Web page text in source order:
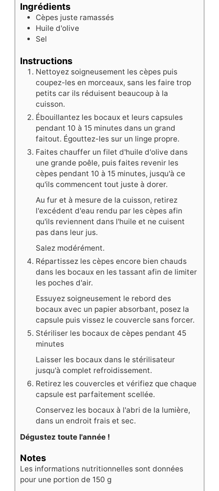
Ingrédients
Cèpes juste ramassés
Huile d'olive
Sel
Instructions
Nettoyez soigneusement les cèpes puis
coupez-les en morceaux, sans les faire trop
petits car ils réduisent beaucoup à la
cuisson.
Ébouillantez les bocaux et leurs capsules
pendant 10 à 15 minutes dans un grand
faitout. Égouttez-les sur un linge propre.
Faites chauffer un filet d'huile d'olive dans
une grande poêle, puis faites revenir les
cèpes pendant 10 à 15 minutes, jusqu'à ce
qu'ils commencent tout juste à dorer.
Au fur et à mesure de la cuisson, retirez
l'excédent d'eau rendu par les cèpes afin
qu'ils reviennent dans l'huile et ne cuisent
pas dans leur jus.
Salez modérément.
Répartissez les cèpes encore bien chauds
dans les bocaux en les tassant afin de limiter
les poches d'air.
Essuyez soigneusement le rebord des
bocaux avec un papier absorbant, posez la
capsule puis vissez le couvercle sans forcer.
Stériliser les bocaux de cèpes pendant 45
minutes
Laisser les bocaux dans le stérilisateur
jusqu'à complet refroidissement.
Retirez les couvercles et vérifiez que chaque
capsule est parfaitement scellée.
Conservez les bocaux à l'abri de la lumière,
dans un endroit frais et sec.
Dégustez toute l'année !
Notes
Les informations nutritionnelles sont données
pour une portion de 150 g